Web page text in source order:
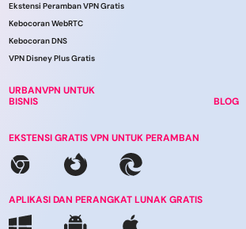
Ekstensi Peramban VPN Gratis
Kebocoran WebRTC
Kebocoran DNS
VPN Disney Plus Gratis
URBANVPN UNTUK
BISNIS
BLOG
EKSTENSI GRATIS VPN UNTUK PERAMBAN
APLIKASI DAN PERANGKAT LUNAK GRATIS